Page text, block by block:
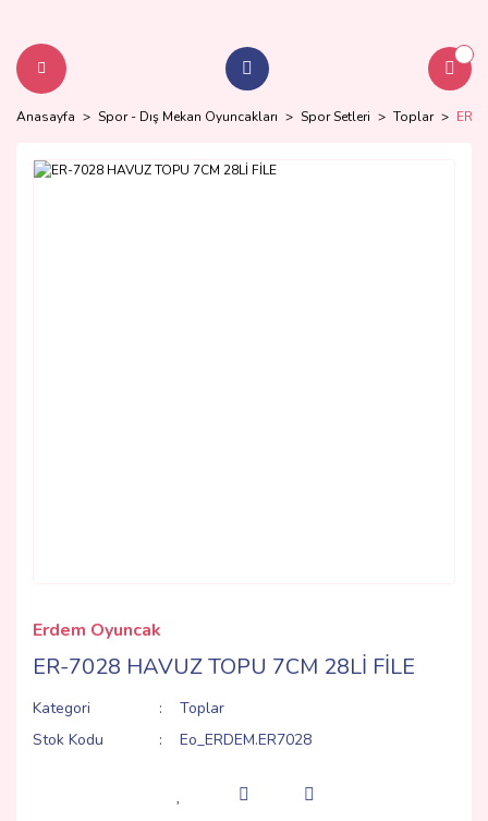
Anasayfa Spor - Dış Mekan Oyuncakları Spor Setleri Toplar ER-
Erdem Oyuncak
ER-7028 HAVUZ TOPU 7CM 28Lİ FİLE
Kategori
Toplar
Stok Kodu
Eo_ERDEM.ER7028